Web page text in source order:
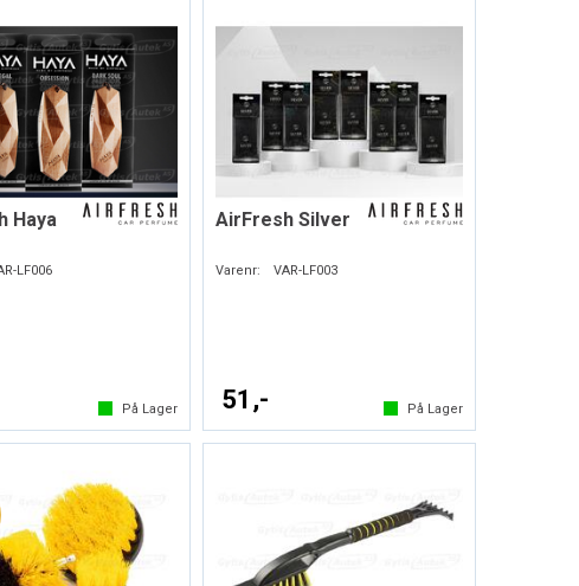
Haya
LF006
På Lager
AirFresh Silver
Varenr: VAR-LF003
51,- På Lager